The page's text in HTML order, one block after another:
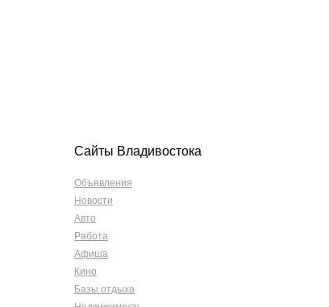
Сайты Владивостока
Объявления
Новости
Авто
Работа
Афиша
Кино
Базы отдыха